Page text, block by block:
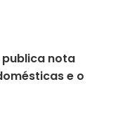
publica nota
e o